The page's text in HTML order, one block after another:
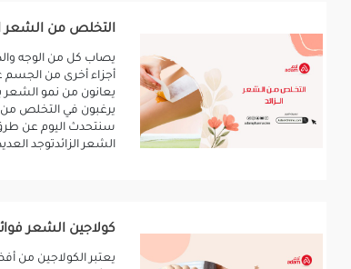
التخلص من الشعر
يصاب كل من الوجه
أجزاء أخرى من الجسم
يعانون من نمو
يرغبون في التخلص
سنتحدث اليوم عن
الشعر الزائدتوجد
كولاجين الشعر
يعتبر الكولاجين من